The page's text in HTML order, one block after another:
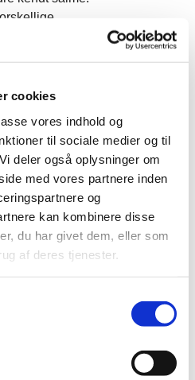
cookies
vores indhold og
til sociale medier og til
deler også oplysninger om
med vores partnere inden
og
kan kombinere disse
du har givet dem, eller som
af deres tjenester.